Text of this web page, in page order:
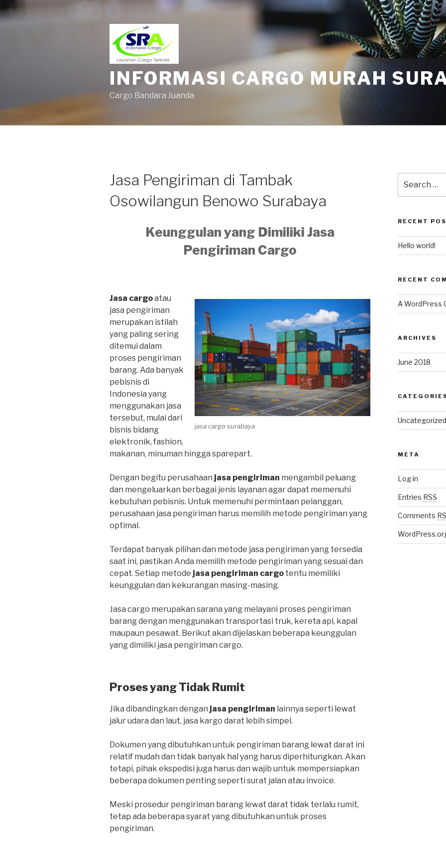
INFORMASI CARGO MURAH
Cargo Bandara Juanda
Jasa Pengiriman di Tambak
Osowilangun Benowo Surabaya
Keunggulan yang Dimiliki Jasa
Pengiriman Cargo
jasa cargo surabaya
Jasa cargoatau
jasa pengiriman
merupakan istilah
yang paling sering
ditemui dalam
proses pengiriman
barang. Ada banyak
pebisnis di
Indonesia yang
menggunakan jasa
tersebut, mulai dari
bisnis bidang
elektronik, fashion,
makanan, minuman hingga sparepart.
Dengan begitu perusahaan jasa pengiriman mengambil peluang
dan mengeluarkan berbagai jenis layanan agar dapat memenuhi
kebutuhan pebisnis. Untuk memenuhi permintaan pelanggan,
perusahaan jasa pengiriman harus memilih metode pengiriman yang
optimal.
Terdapat banyak pilihan dan metode jasa pengiriman yang tersedia
saat ini, pastikan Anda memilih metode pengiriman yang sesuai dan
cepat. Setiap metode jasa pengiriman cargo tentu memiliki
keunggulan dan kekurangan masing-masing.
Jasa cargo merupakan sarana yang melayani proses pengiriman
barang dengan menggunakan transportasi truk, kereta api, kapal
maupaun pesawat. Berikut akan dijelaskan beberapa keunggulan
yang dimiliki jasa pengiriman cargo.
Proses yang Tidak Rumit
Jika dibandingkan dengan jasa pengiriman lainnya seperti lewat
jalur udara dan laut, jasa kargo darat lebih simpel.
Dokumen yang dibutuhkan untuk pengiriman barang lewat darat ini
relatif mudah dan tidak banyak hal yang harus diperhitungkan. Akan
tetapi, pihak ekspedisi juga harus dan wajib untuk mempersiapkan
beberapa dokumen penting seperti surat jalan atau invoice.
Meski prosedur pengiriman barang lewat darat tidak terlalu rumit,
tetap ada beberapa syarat yang dibutuhkan untuk proses
pengiriman.
RECENT
Hello world!
RECENT
A WordPress
ARCHIVES
June 2018
Uncategorized
META
Log in
Entries RSS
Comments